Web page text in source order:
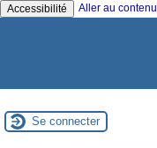
Accessibilité Aller au contenu
Se connecter